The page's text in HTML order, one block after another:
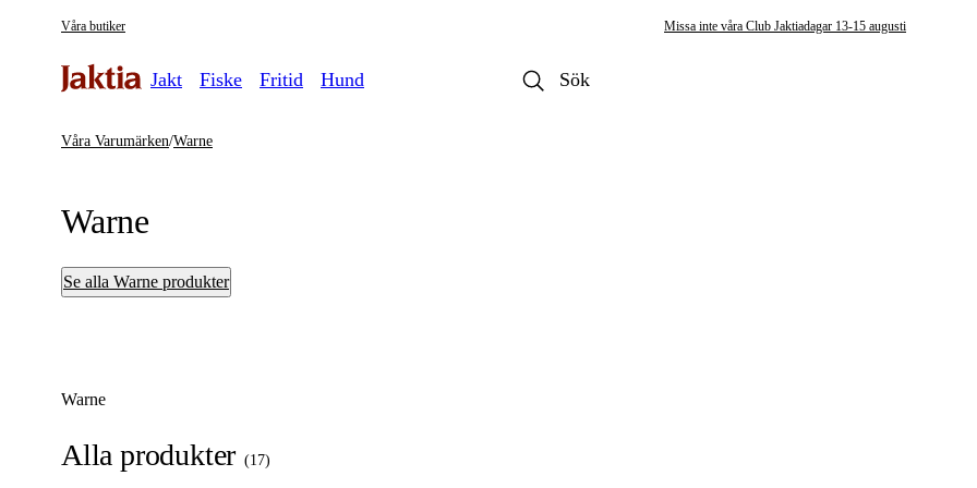
Våra butiker Missa inte våra Club Jaktiadagar 13-15 augusti
Jakt Fiske Fritid Hund
Våra Varumärken/Warne
Warne
Se alla Warne produkter
Warne
Alla produkter (17)